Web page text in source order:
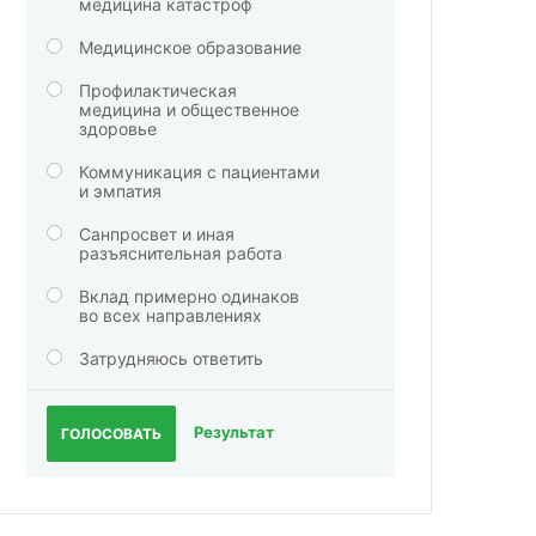
медицина катастроф
Медицинское образование
Профилактическая
медицина и общественное
здоровье
Коммуникация с пациентами
и эмпатия
Санпросвет и иная
разъяснительная работа
Вклад примерно одинаков
во всех направлениях
Затрудняюсь ответить
ГОЛОСОВАТЬ Результат